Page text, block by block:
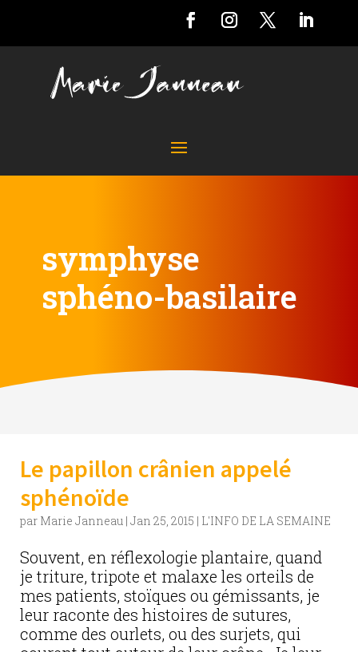
symphyse
sphéno-basilaire
Le papillon crânien appelé
sphénoïde
par Marie Janneau | Jan 25, 2015 | L'INFO DE LA SEMAINE
Souvent, en réflexologie plantaire, quand
je triture, tripote et malaxe les orteils de
mes patients, stoïques ou gémissants, je
leur raconte des histoires de sutures,
comme des ourlets, ou des surjets, qui